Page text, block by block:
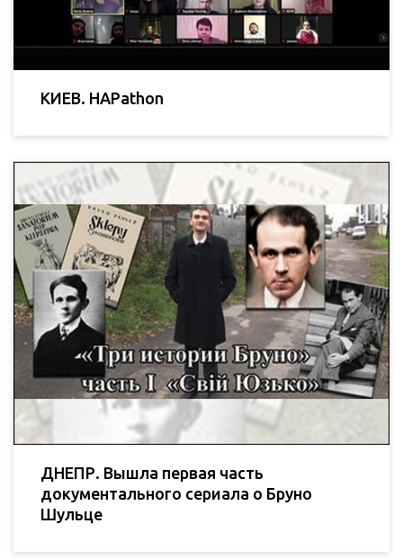
КИЕВ. HAPathon
ДНЕПР. Вышла первая часть
документального сериала о Бруно
Шульце